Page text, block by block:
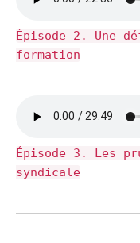
Épisode 2. Une
formation
Épisode 3. Les
syndicale